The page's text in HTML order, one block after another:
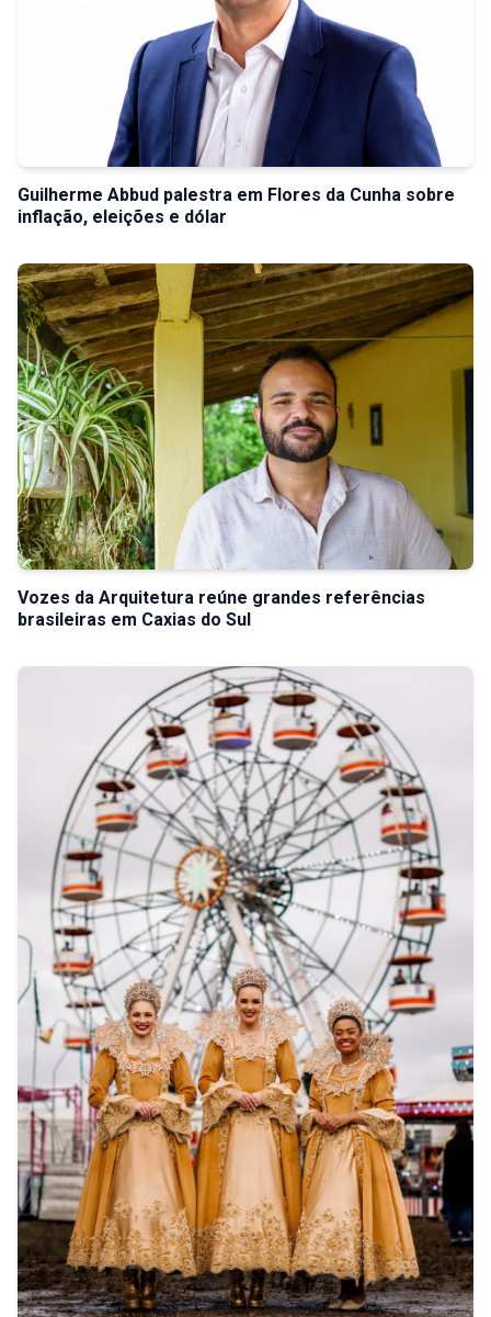
Guilherme Abbud palestra em Flores da Cunha sobre
inflação, eleições e dólar
Vozes da Arquitetura reúne grandes referências
brasileiras em Caxias do Sul